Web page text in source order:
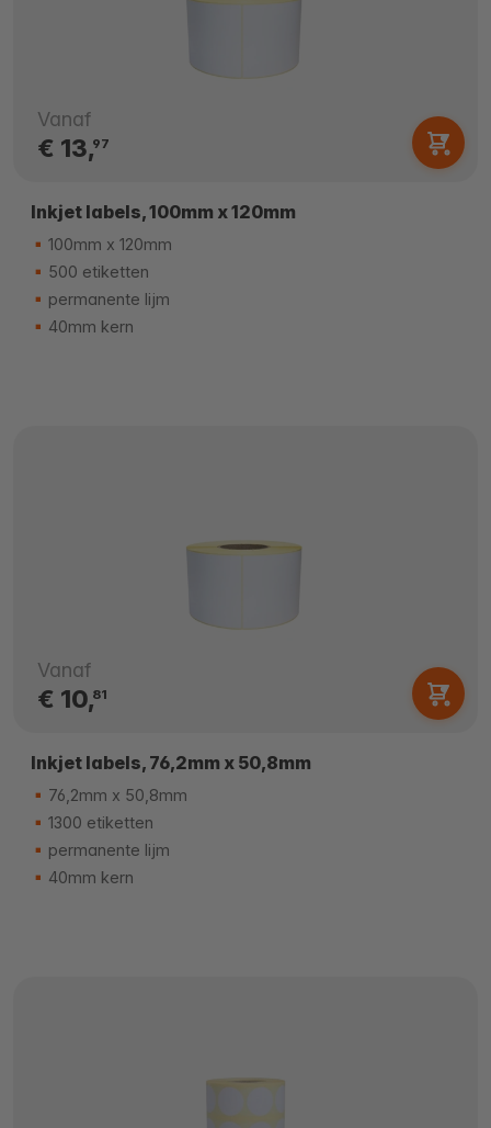
Vanaf
€ 13,97
Inkjet labels, 100mm x 120mm
100mm x 120mm
500 etiketten
permanente lijm
40mm kern
Vanaf
€ 10,81
Inkjet labels, 76,2mm x 50,8mm
76,2mm x 50,8mm
1300 etiketten
permanente lijm
40mm kern